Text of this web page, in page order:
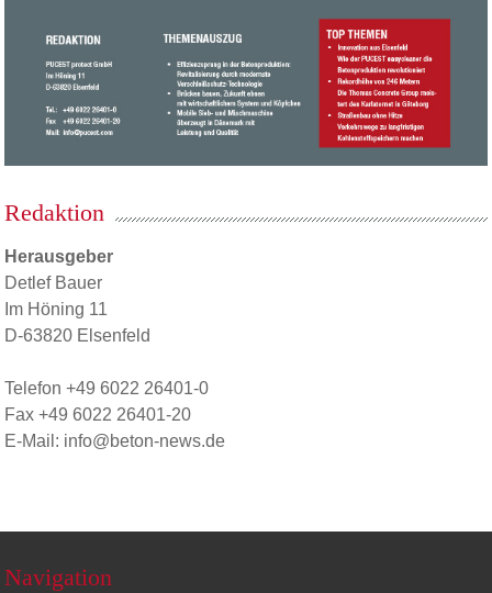
Redaktion
Herausgeber
Detlef Bauer
Im Höning 11
D-63820 Elsenfeld
Telefon +49 6022 26401-0
Fax +49 6022 26401-20
E-Mail: info@beton-news.de
Navigation